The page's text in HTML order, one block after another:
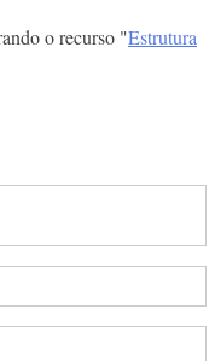
o recurso "Estrutura